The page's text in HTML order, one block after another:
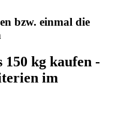
bzw. einmal die
kg kaufen -
im